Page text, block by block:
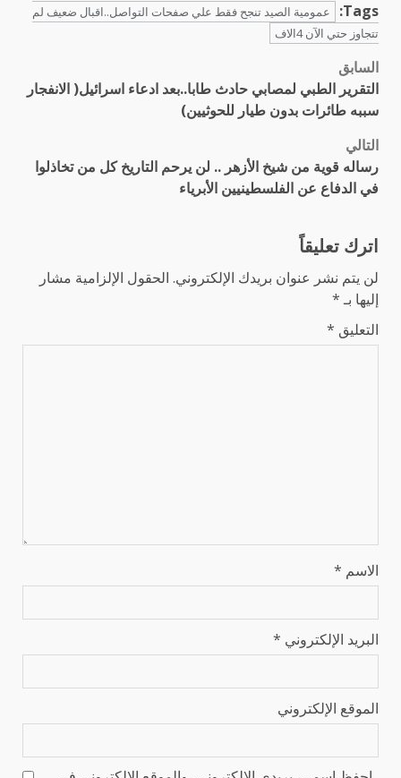
Tags:
عمومية الصيد تنجح فقط علي صفحات التواصل..اقبال ضعيف لم
تتجاوز حتي الآن 4الاف
تصفّح
المقالات
السابق
التقرير الطبي لمصابي حادث طابا..بعد ادعاء اسرائيل( الانفجار
سببه طائرات بدون طيار للحوثيين)
التالي
رساله قوية من شيخ الأزهر .. لن يرحم التاريخ كل من تخاذلوا
في الدفاع عن الفلسطينيين الأبرياء
اترك تعليقاً
لن يتم نشر عنوان بريدك الإلكتروني. الحقول الإلزامية مشار
إليها بـ*
التعليق *
الاسم *
البريد الإلكتروني *
الموقع الإلكتروني